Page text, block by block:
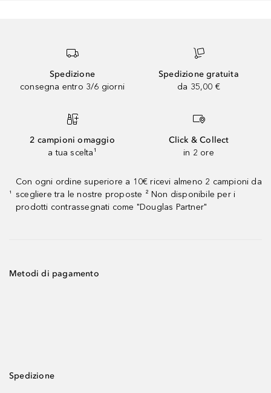
Spedizione
consegna entro 3/6 giorni
Spedizione gratuita
da 35,00 €
2 campioni omaggio
a tua scelta¹
Click & Collect
in 2 ore
¹
Con ogni ordine superiore a 10€ ricevi almeno 2 campioni da
scegliere tra le nostre proposte ² Non disponibile per i
prodotti contrassegnati come "Douglas Partner"
Metodi di pagamento
Spedizione